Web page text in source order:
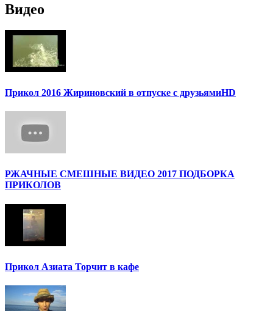
Видео
Прикол 2016 Жириновский в отпуске с друзьямиHD
РЖАЧНЫЕ СМЕШНЫЕ ВИДЕО 2017 ПОДБОРКА
ПРИКОЛОВ
Прикол Азиата Торчит в кафе